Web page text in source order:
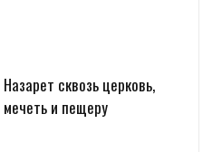
Назарет сквозь церковь,
мечеть и пещеру